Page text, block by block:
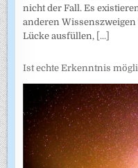
nicht der Fall. Es
anderen
Lücke ausfüllen, [...]
Ist echte Erkenntnis